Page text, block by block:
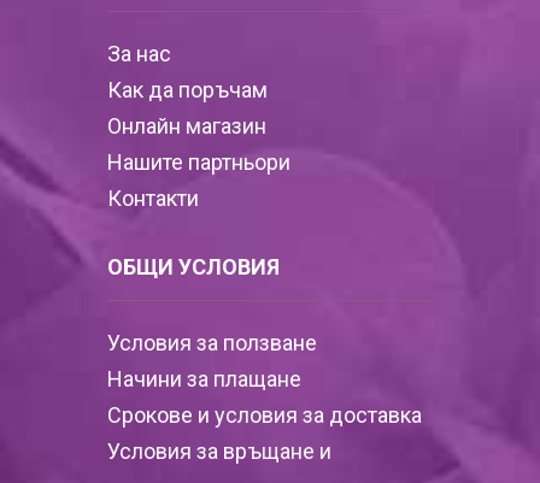
За нас
Как да поръчам
Онлайн магазин
Нашите партньори
Контакти
ОБЩИ УСЛОВИЯ
Условия за ползване
Начини за плащане
Срокове и условия за доставка
Условия за връщане и